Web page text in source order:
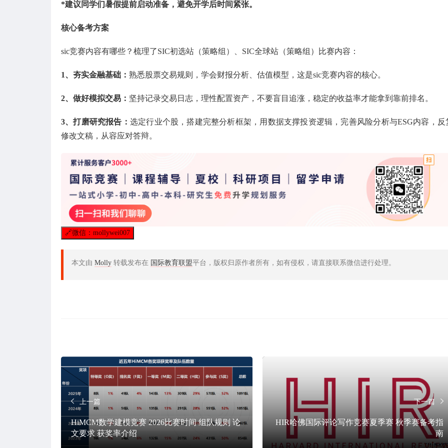
*建议同学们暑假提前启动准备，避免开学后时间紧张。
核心备考方案
sic竞赛内容有哪些？梳理了SIC初选站（策略组）、SIC全球站（策略组）比赛内容：
1、夯实金融基础： 熟悉股票交易规则，学会财报分析、估值模型，这是sic竞赛内容的核心。
2、做好模拟交易： 坚持记录交易日志，理性配置资产，不要盲目追涨，稳定的收益率才能拿到靠前排名。
3、打磨研究报告： 选定行业个股，搭建完整分析框架，用数据支撑投资逻辑，完善风险分析与ESG内容，反
修改文稿，从容应对答辩。
🔗微信：mollywei007
本文由 Molly 转载发布在 国际教育联盟平台，版权归原作者所有，如有侵权，请直接联系微信进行处理。
上一篇
HiMCM数学建模竞赛 2026比赛时间 组队规则 论
文要求 获奖率介绍
下一篇
HIR哈佛国际评论写作竞赛夏季赛 秋季赛备考指
南